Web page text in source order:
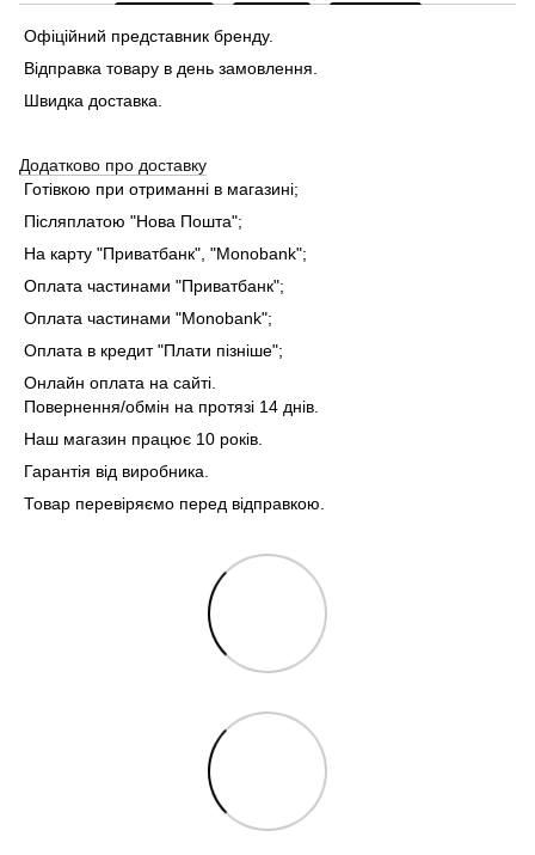
Офіційний представник бренду.
Відправка товару в день замовлення.
Швидка доставка.
Додатково про доставку
Готівкою при отриманні в магазині;
Післяплатою "Нова Пошта";
На карту "Приватбанк", "Monobank";
Оплата частинами "Приватбанк";
Оплата частинами "Monobank";
Оплата в кредит "Плати пізніше";
Онлайн оплата на сайті.
Повернення/обмін на протязі 14 днів.
Наш магазин працює 10 років.
Гарантія від виробника.
Товар перевіряємо перед відправкою.